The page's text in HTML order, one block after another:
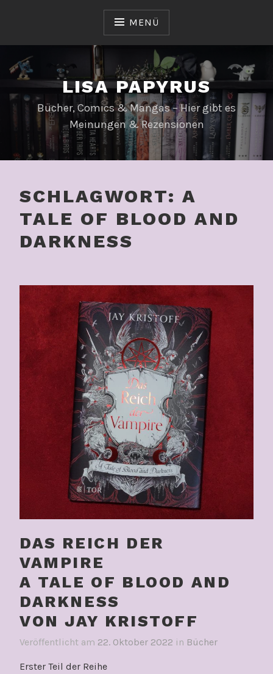
MENÜ
LISA PAPYRUS
Bücher, Comics & Mangas – Hier gibt es
Meinungen & Rezensionen
SCHLAGWORT: A
TALE OF BLOOD AND
DARKNESS
DAS REICH DER
VAMPIRE
A TALE OF BLOOD AND
DARKNESS
VON JAY KRISTOFF
Veröffentlicht am 22. Oktober 2022 in Bücher
Erster Teil der Reihe